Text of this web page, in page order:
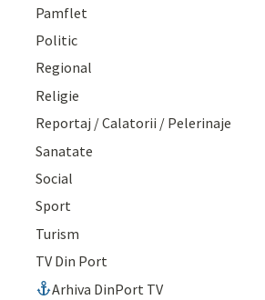
Pamflet
Politic
Regional
Religie
Reportaj / Calatorii / Pelerinaje
Sanatate
Social
Sport
Turism
TV Din Port
Arhiva DinPort TV